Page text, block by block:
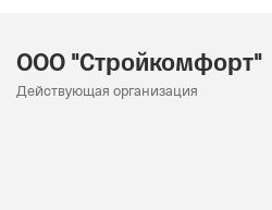
ООО "Стройкомфорт"
Действующая организация